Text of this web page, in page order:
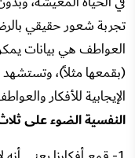
تجربة شعور حقيقي
العواطف هي بيانات
(بقمعها مثلاً)، وتستشهد
الإيجابية للأفكار
النفسية الضوء على